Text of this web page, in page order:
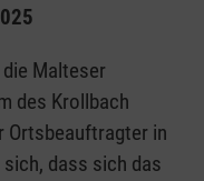
Malteser
des Krollbach
Ortsbeauftragter in
dass sich das